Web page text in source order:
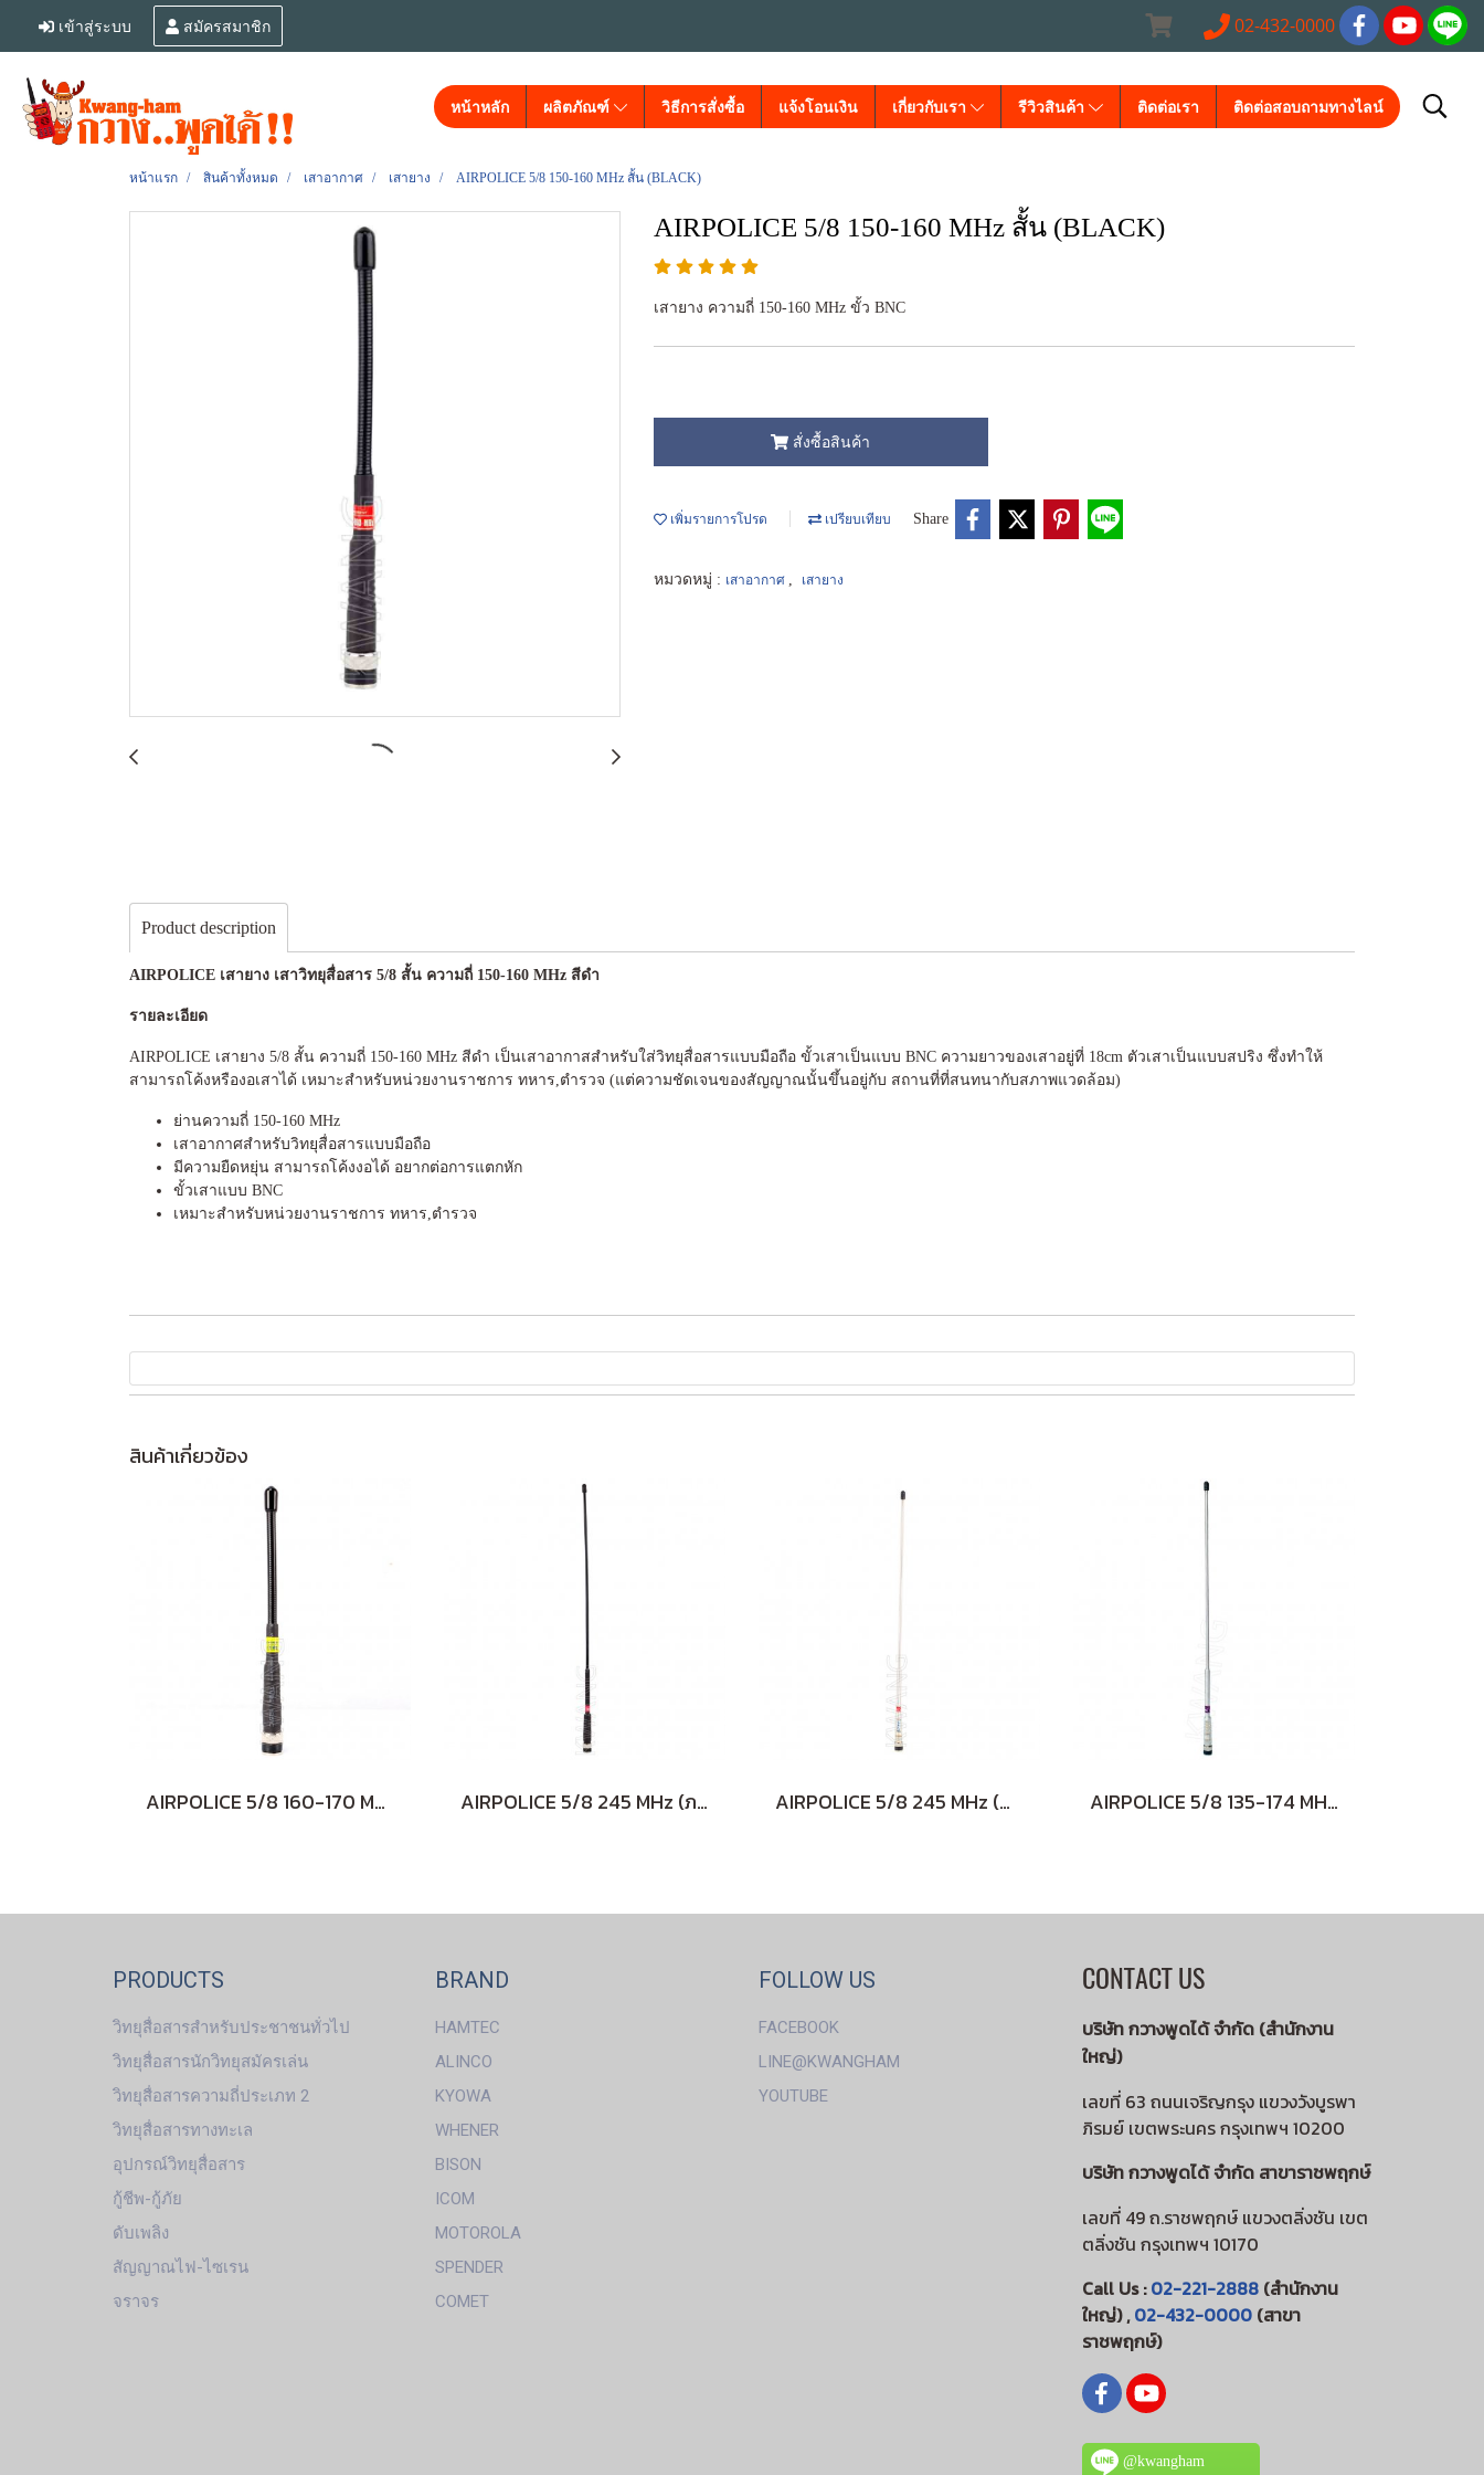
เข้าสู่ระบบ สมัครสมาชิก 02-432-0000
หน้าหลัก ผลิตภัณฑ์ วิธีการสั่งซื้อ แจ้งโอนเงิน เกี่ยวกับเรา รีวิวสินค้า ติดต่อเรา ติดต่อสอบถามทางไลน์
หน้าแรก สินค้าทั้งหมด เสาอากาศ เสายาง AIRPOLICE 5/8 150-160 MHz สั้น (BLACK)
AIRPOLICE 5/8 150-160 MHz สั้น (BLACK)
เสายาง ความถี่ 150-160 MHz ขั้ว BNC
สั่งซื้อสินค้า
เพิ่มรายการโปรด เปรียบเทียบ Share
หมวดหมู่ : เสาอากาศ เสายาง
Product description
AIRPOLICE เสายาง เสาวิทยุสื่อสาร 5/8 สั้น ความถี่ 150-160 MHz สีดำ
รายละเอียด
AIRPOLICE เสายาง 5/8 สั้น ความถี่ 150-160 MHz สีดำ เป็นเสาอากาสสำหรับใส่วิทยุสื่อสารแบบมือถือ ขั้วเสาเป็นแบบ BNC ความยาวของเสาอยู่ที่ 18cm ตัวเสาเป็นแบบสปริง ซึ่งทำให้
สามารถโค้งหรืองอเสาได้ เหมาะสำหรับหน่วยงานราชการ ทหาร,ตำรวจ (แต่ความชัดเจนของสัญญาณนั้นขึ้นอยู่กับ สถานที่ที่สนทนากับสภาพแวดล้อม)
ย่านความถี่ 150-160 MHz
เสาอากาศสำหรับวิทยุสื่อสารแบบมือถือ
มีความยืดหยุ่น สามารถโค้งงอได้ อยากต่อการแตกหัก
ขั้วเสาแบบ BNC
เหมาะสำหรับหน่วยงานราชการ ทหาร,ตำรวจ
สินค้าเกี่ยวข้อง
AIRPOLICE 5/8 160-170 MHz สั้น (ฺBLACK) AIRPOLICE 5/8 245 MHz (ภาคสนาม) AIRPOLICE 5/8 245 MHz (WHITE) AIRPOLICE 5/8 135-174 MHz (WHITE)
PRODUCTS
วิทยุสื่อสารสำหรับประชาชนทั่วไป
วิทยุสื่อสารนักวิทยุสมัครเล่น
วิทยุสื่อสารความถี่ประเภท 2
วิทยุสื่อสารทางทะเล
อุปกรณ์วิทยุสื่อสาร
กู้ชีพ-กู้ภัย
ดับเพลิง
สัญญาณไฟ-ไซเรน
จราจร
BRAND
HAMTEC
ALINCO
KYOWA
WHENER
BISON
ICOM
MOTOROLA
SPENDER
COMET
FOLLOW US
FACEBOOK
LINE@KWANGHAM
YOUTUBE
CONTACT US
บริษัท กวางพูดได้ จำกัด (สำนักงาน
ใหญ่)
เลขที่ 63 ถนนเจริญกรุง แขวงวังบูรพา
ภิรมย์ เขตพระนคร กรุงเทพฯ 10200
บริษัท กวางพูดได้ จำกัด สาขาราชพฤกษ์
เลขที่ 49 ถ.ราชพฤกษ์ แขวงตลิ่งชัน เขต
ตลิ่งชัน กรุงเทพฯ 10170
Call Us :02-221-2888(สำนักงาน
ใหญ่) ,02-432-0000(สาขา
ราชพฤกษ์)
@kwangham